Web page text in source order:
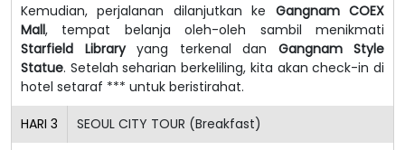
Kemudian, perjalanan dilanjutkan ke Gangnam COEX
Mall, tempat belanja oleh-oleh sambil menikmati
Starfield Libraryyang terkenal dan Gangnam Style
Statue. Setelah seharian berkeliling, kita akan check-in di
hotel setaraf *** untuk beristirahat.
HARI 3 SEOUL CITY TOUR (Breakfast)